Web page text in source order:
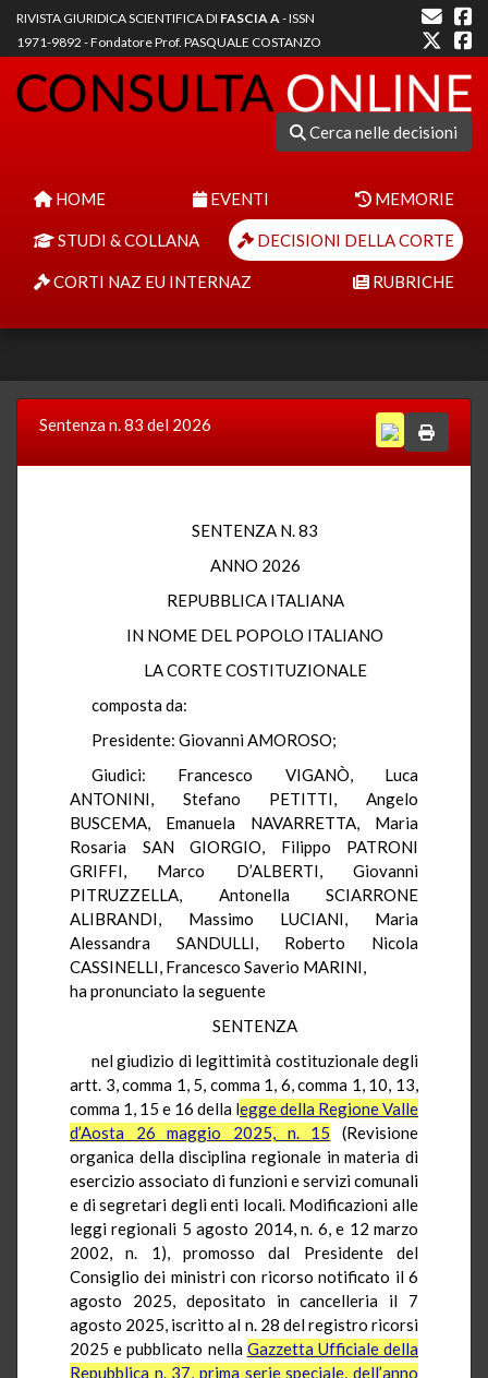
RIVISTA GIURIDICA SCIENTIFICA DI FASCIA A- ISSN
1971-9892 - Fondatore Prof. PASQUALE COSTANZO
Cerca nelle decisioni
HOME EVENTI MEMORIE
STUDI & COLLANA DECISIONI DELLA CORTE
CORTI NAZ EU INTERNAZ RUBRICHE
Sentenza n. 83 del 2026
SENTENZA N. 83
ANNO 2026
REPUBBLICA ITALIANA
IN NOME DEL POPOLO ITALIANO
LA CORTE COSTITUZIONALE
composta da:
Presidente: Giovanni AMOROSO;
Giudici: Francesco VIGANÒ, Luca
ANTONINI, Stefano PETITTI, Angelo
BUSCEMA, Emanuela NAVARRETTA, Maria
Rosaria SAN GIORGIO, Filippo PATRONI
GRIFFI, Marco D’ALBERTI, Giovanni
PITRUZZELLA, Antonella SCIARRONE
ALIBRANDI, Massimo LUCIANI, Maria
Alessandra SANDULLI, Roberto Nicola
CASSINELLI, Francesco Saverio MARINI,
ha pronunciato la seguente
SENTENZA
nel giudizio di legittimità costituzionale degli
artt. 3, comma 1, 5, comma 1, 6, comma 1, 10, 13,
comma 1, 15 e 16 della legge della Regione Valle
d’Aosta 26 maggio 2025, n. 15 (Revisione
organica della disciplina regionale in materia di
esercizio associato di funzioni e servizi comunali
e di segretari degli enti locali. Modificazioni alle
leggi regionali 5 agosto 2014, n. 6, e 12 marzo
2002, n. 1), promosso dal Presidente del
Consiglio dei ministri con ricorso notificato il 6
agosto 2025, depositato in cancelleria il 7
agosto 2025, iscritto al n. 28 del registro ricorsi
2025 e pubblicato nella Gazzetta Ufficiale della
Repubblica n. 37, prima serie speciale, dell’anno